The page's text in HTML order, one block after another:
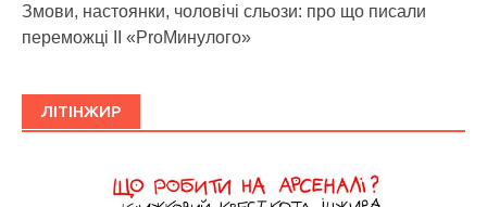
Змови, настоянки, чоловічі сльози: про що писали
переможці ІІ «ProМинулого»
ЛІТІНЖИР